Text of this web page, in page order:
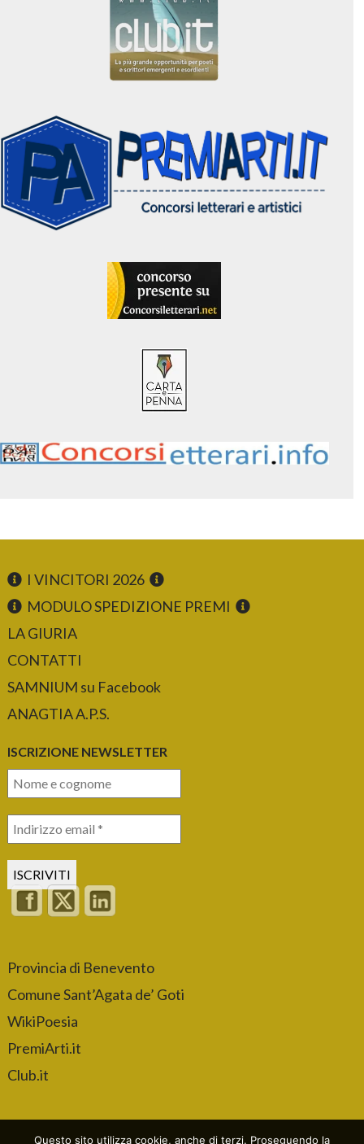
I VINCITORI 2026
MODULO SPEDIZIONE PREMI
LA GIURIA
CONTATTI
SAMNIUM su Facebook
ANAGTIA A.P.S.
ISCRIZIONE NEWSLETTER
Provincia di Benevento
Comune Sant’Agata de’ Goti
WikiPoesia
PremiArti.it
Club.it
Questo sito utilizza cookie, anche di terzi. Proseguendo la